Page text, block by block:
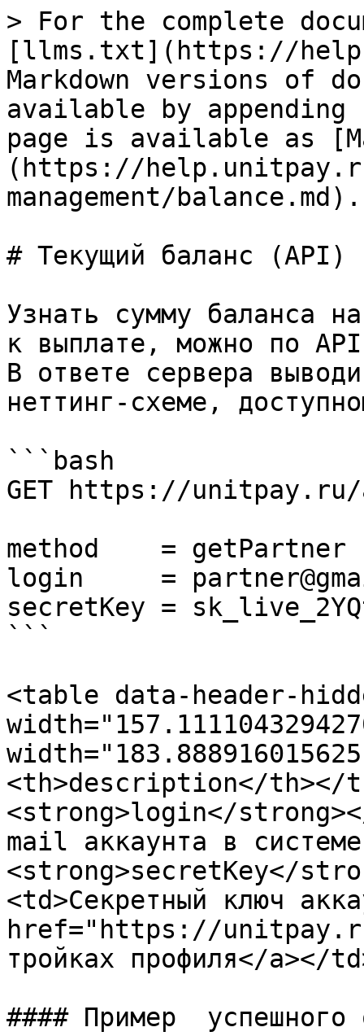
> For the complete
[llms.txt](https://
Markdown versions of
available by
page is available as
(https://
management/balance.md).
# Текущий баланс (API)
Узнать сумму баланса
к выплате, можно по
В ответе сервера
неттинг-схеме,
```bash
GET https://
method    = getPartner
login     =
secretKey =
```
<table data-header-
<th>description</th></
<strong>login</
mail аккаунта в
<strong>secretKey</
<td>Секретный ключ
href="https://
тройках профиля</
#### Пример  успешного